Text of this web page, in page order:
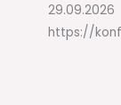
https://